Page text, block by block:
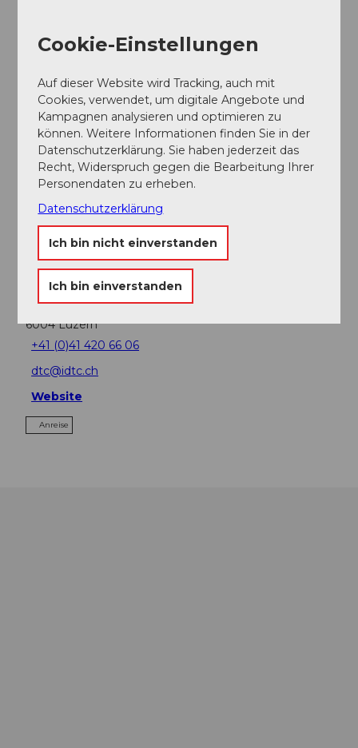
Sehenswertes
Touren
Webcams
Kontaktdaten
DTC Tauchschule
Zürichstrasse 66
6004Luzern
+41 (0)41 420 66 06
dtc@idtc.ch
Website
Anreise
Cookie-Einstellungen
Auf dieser Website wird Tracking, auch mit
Cookies, verwendet, um digitale Angebote und
Kampagnen analysieren und optimieren zu
können. Weitere Informationen finden Sie in der
Datenschutzerklärung. Sie haben jederzeit das
Recht, Widerspruch gegen die Bearbeitung Ihrer
Personendaten zu erheben.
Datenschutzerklärung
Ich bin nicht einverstanden
Ich bin einverstanden